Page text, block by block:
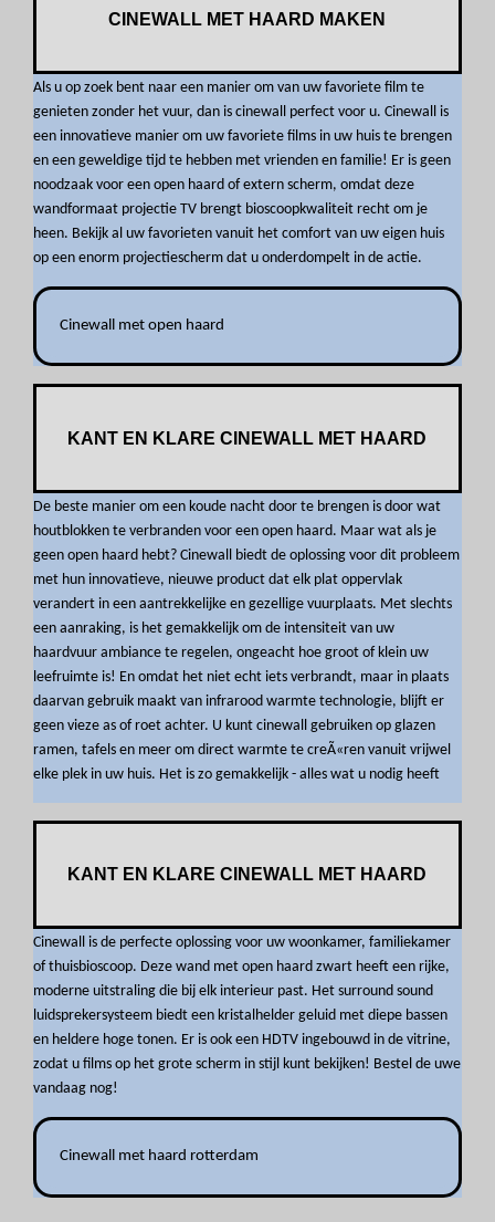
CINEWALL MET HAARD MAKEN
Als u op zoek bent naar een manier om van uw favoriete film te
genieten zonder het vuur, dan is cinewall perfect voor u. Cinewall is
een innovatieve manier om uw favoriete films in uw huis te brengen
en een geweldige tijd te hebben met vrienden en familie! Er is geen
noodzaak voor een open haard of extern scherm, omdat deze
wandformaat projectie TV brengt bioscoopkwaliteit recht om je
heen. Bekijk al uw favorieten vanuit het comfort van uw eigen huis
op een enorm projectiescherm dat u onderdompelt in de actie.
Cinewall met open haard
KANT EN KLARE CINEWALL MET HAARD
De beste manier om een koude nacht door te brengen is door wat
houtblokken te verbranden voor een open haard. Maar wat als je
geen open haard hebt? Cinewall biedt de oplossing voor dit probleem
met hun innovatieve, nieuwe product dat elk plat oppervlak
verandert in een aantrekkelijke en gezellige vuurplaats. Met slechts
een aanraking, is het gemakkelijk om de intensiteit van uw
haardvuur ambiance te regelen, ongeacht hoe groot of klein uw
leefruimte is! En omdat het niet echt iets verbrandt, maar in plaats
daarvan gebruik maakt van infrarood warmte technologie, blijft er
geen vieze as of roet achter. U kunt cinewall gebruiken op glazen
ramen, tafels en meer om direct warmte te creÃ«ren vanuit vrijwel
elke plek in uw huis. Het is zo gemakkelijk - alles wat u nodig heeft
KANT EN KLARE CINEWALL MET HAARD
Cinewall is de perfecte oplossing voor uw woonkamer, familiekamer
of thuisbioscoop. Deze wand met open haard zwart heeft een rijke,
moderne uitstraling die bij elk interieur past. Het surround sound
luidsprekersysteem biedt een kristalhelder geluid met diepe bassen
en heldere hoge tonen. Er is ook een HDTV ingebouwd in de vitrine,
zodat u films op het grote scherm in stijl kunt bekijken! Bestel de uwe
vandaag nog!
Cinewall met haard rotterdam